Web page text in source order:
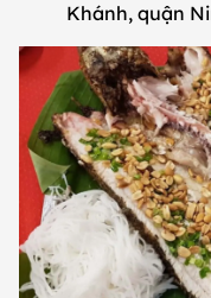
Khánh, quận